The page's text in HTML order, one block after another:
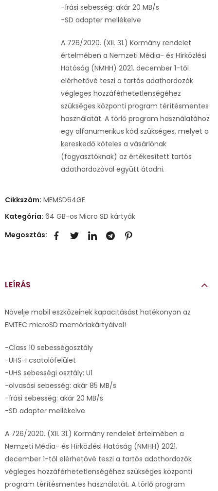
-írási sebesség: akár 20 MB/s
-SD adapter mellékelve
A 726/2020. (XII. 31.) Kormány rendelet
értelmében a Nemzeti Média- és Hírközlési
Hatóság (NMHH) 2021. december 1-től
elérhetővé teszi a tartós adathordozók
végleges hozzáférhetetlenségéhez
szükséges központi program térítésmentes
használatát. A törlő program használatához
egy alfanumerikus kód szükséges, melyet a
kereskedő köteles a vásárlónak
(fogyasztóknak) az értékesített tartós
adathordozóval együtt átadni.
Cikkszám: MEMSD64GE
Kategória: 64 GB-os Micro SD kártyák
Megosztás:
LEÍRÁS
Növelje mobil eszközeinek kapacitásást hatékonyan az
EMTEC microSD memóriakártyáival!
-Class 10 sebességosztály
-UHS-I csatolófelület
-UHS sebességi osztály: U1
-olvasási sebesség: akár 85 MB/s
-írási sebesség: akár 20 MB/s
-SD adapter mellékelve
A 726/2020. (XII. 31.) Kormány rendelet értelmében a
Nemzeti Média- és Hírközlési Hatóság (NMHH) 2021.
december 1-től elérhetővé teszi a tartós adathordozók
végleges hozzáférhetetlenségéhez szükséges központi
program térítésmentes használatát. A törlő program